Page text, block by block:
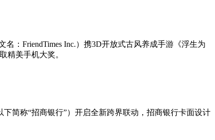
：FriendTimes Inc.）携3D开放式古风养成手游《浮生为
精美手机大奖。
简称“招商银行”）开启全新跨界联动，招商银行卡面设计